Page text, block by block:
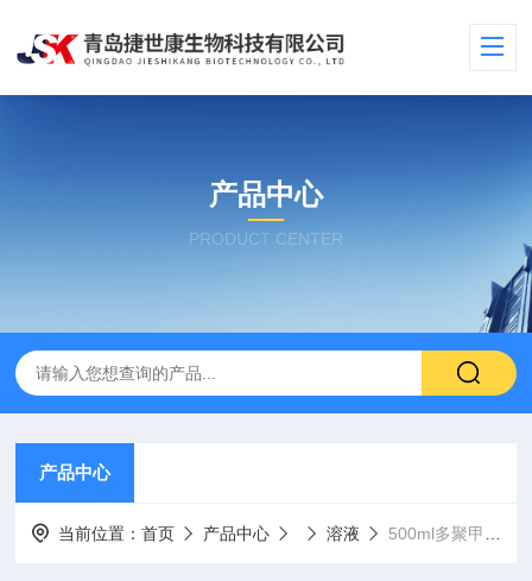
产品中心
PRODUCT CENTER
产品中心
当前位置：首页 产品中心 溶液 500ml多聚甲醛溶液（10 PFA）